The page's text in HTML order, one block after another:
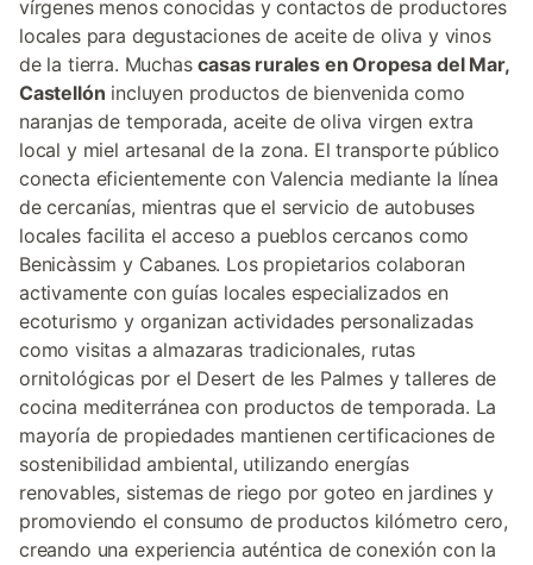
vírgenes menos conocidas y contactos de productores
locales para degustaciones de aceite de oliva y vinos
de la tierra. Muchascasas rurales en Oropesa del Mar,
Castellón incluyen productos de bienvenida como
naranjas de temporada, aceite de oliva virgen extra
local y miel artesanal de la zona. El transporte público
conecta eficientemente con Valencia mediante la línea
de cercanías, mientras que el servicio de autobuses
locales facilita el acceso a pueblos cercanos como
Benicàssim y Cabanes. Los propietarios colaboran
activamente con guías locales especializados en
ecoturismo y organizan actividades personalizadas
como visitas a almazaras tradicionales, rutas
ornitológicas por el Desert de les Palmes y talleres de
cocina mediterránea con productos de temporada. La
mayoría de propiedades mantienen certificaciones de
sostenibilidad ambiental, utilizando energías
renovables, sistemas de riego por goteo en jardines y
promoviendo el consumo de productos kilómetro cero,
creando una experiencia auténtica de conexión con la